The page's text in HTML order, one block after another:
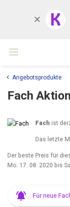
K
Angebotsprodukte
Fach Aktion
Fach ist
Das letzte
Der beste Preis für
Mo. 17. 08. 2020 bis
Für neue